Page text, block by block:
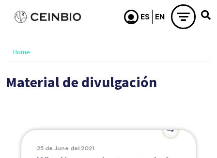
Skip to main content
Home
Material de divulgación
25 de June del 2021